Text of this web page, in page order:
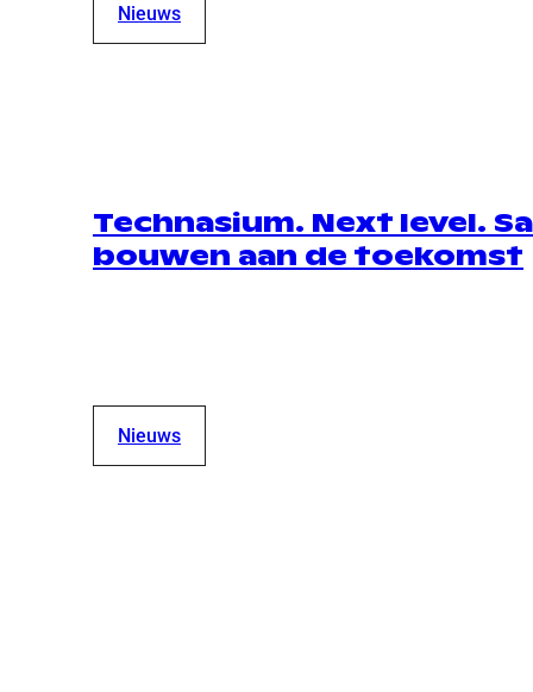
Nieuws
Technasium. Next level.
bouwen aan de toekomst
Nieuws